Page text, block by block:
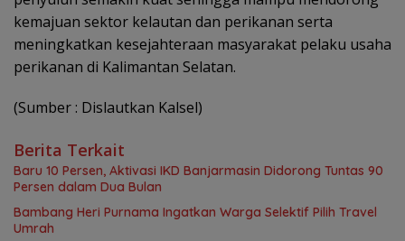
kemajuan sektor kelautan dan perikanan serta
meningkatkan kesejahteraan masyarakat pelaku usaha
perikanan di Kalimantan Selatan.
(Sumber : Dislautkan Kalsel)
Berita Terkait
Baru 10 Persen, Aktivasi IKD Banjarmasin Didorong Tuntas 90
Persen dalam Dua Bulan
Bambang Heri Purnama Ingatkan Warga Selektif Pilih Travel
Umrah